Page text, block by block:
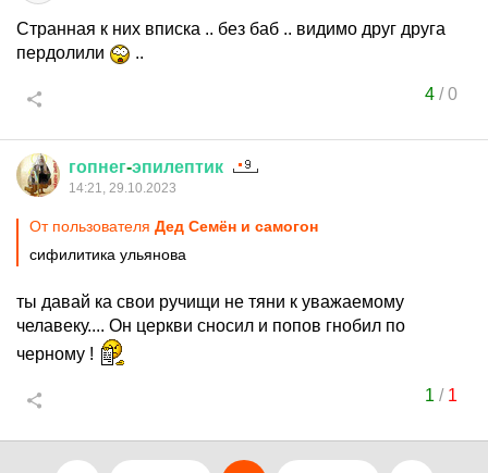
Странная к них вписка .. без баб .. видимо друг друга
пердолили
..
4/0
гопнег-эпилептик
14:21, 29.10.2023
От пользователя Дед Семён и самогон
сифилитика ульянова
ты давай ка свои ручищи не тяни к уважаемому
челавеку.... Он церкви сносил и попов гнобил по
черному !
1 / 1